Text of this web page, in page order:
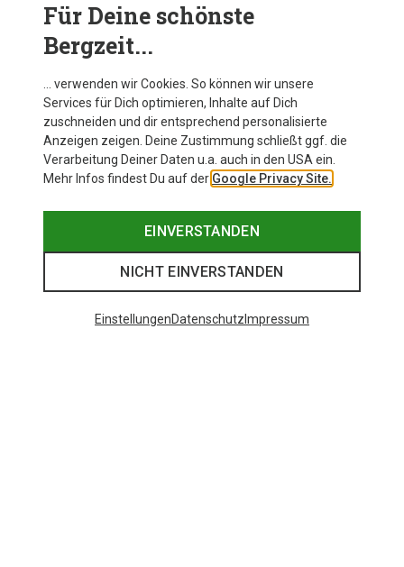
La Sportiva
Trango Tower Extreme GTX Schuhe
394,95 €
Für Deine schönste
Bergzeit...
… verwenden wir Cookies. So können wir unsere
Services für Dich optimieren, Inhalte auf Dich
zuschneiden und dir entsprechend personalisierte
Anzeigen zeigen. Deine Zustimmung schließt ggf. die
Verarbeitung Deiner Daten u.a. auch in den USA ein.
Mehr Infos findest Du auf der Google Privacy Site.
EINVERSTANDEN
NICHT EINVERSTANDEN
EinstellungenDatenschutz Impressum